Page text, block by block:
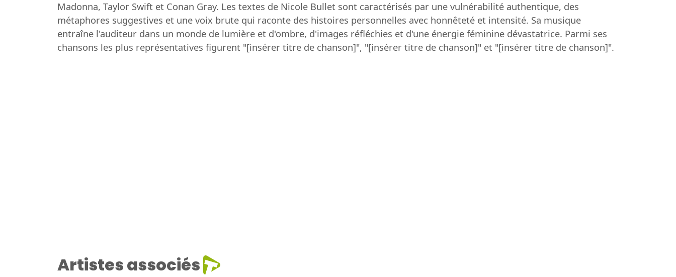
Madonna, Taylor Swift et Conan Gray. Les textes de Nicole Bullet sont caractérisés par une vulnérabilité authentique, des
métaphores suggestives et une voix brute qui raconte des histoires personnelles avec honnêteté et intensité. Sa musique
entraîne l'auditeur dans un monde de lumière et d'ombre, d'images réfléchies et d'une énergie féminine dévastatrice. Parmi ses
chansons les plus représentatives figurent "[insérer titre de chanson]", "[insérer titre de chanson]" et "[insérer titre de chanson]".
Artistes associés